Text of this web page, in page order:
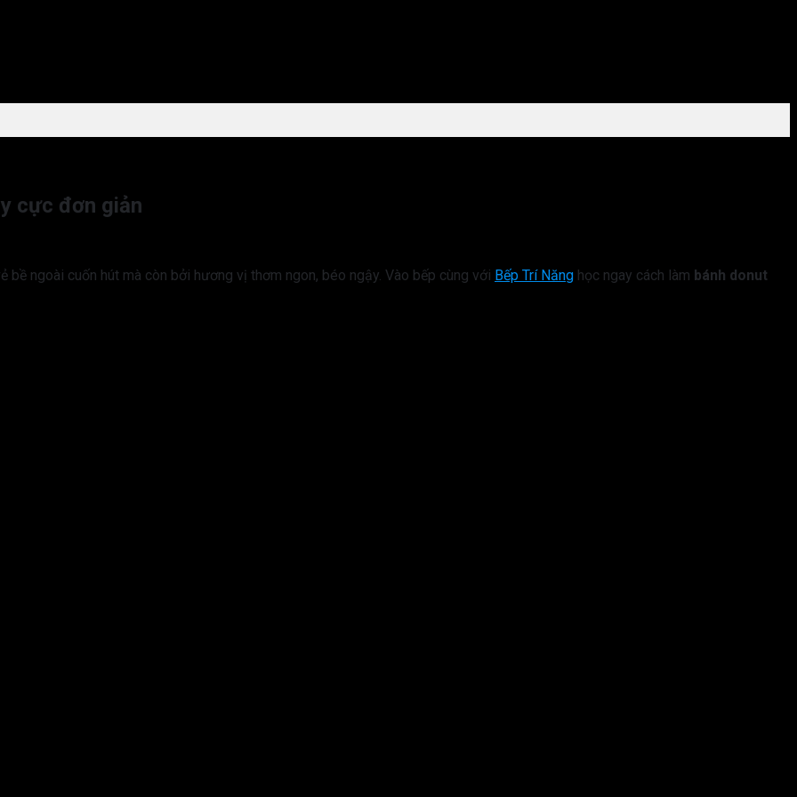
cực đơn giản
ngoài cuốn hút mà còn bởi hương vị thơm ngon, béo ngậy. Vào bếp cùng với Bếp Trí Năng học ngay cách làm bánh donut